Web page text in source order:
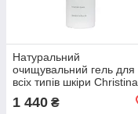
Натуральний
очищувальний гель для
всіх типів шкіри Christina
Cleanser 300мл
1 440 ₴